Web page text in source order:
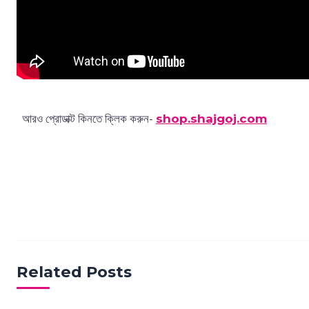
আরও প্রোডাক্ট কিনতে ক্লিক করুন- shop.shajgoj.com
Related Posts